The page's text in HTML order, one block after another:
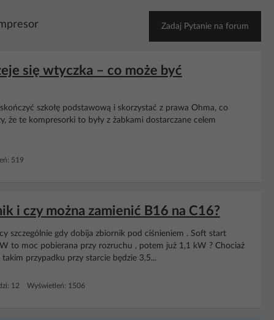
Zadaj Pytanie na forum
się wtyczka – co może być
szkołę podstawową i skorzystać z prawa Ohma, co
że te kompresorki to były z żabkami dostarczane celem
519
i czy można zamienić B16 na C16?
szczególnie gdy dobija zbiornik pod ciśnieniem . Soft start
to moc pobierana przy rozruchu , potem już 1,1 kW ? Chociaż
przypadku przy starcie będzie 3,5...
12 Wyświetleń: 1506